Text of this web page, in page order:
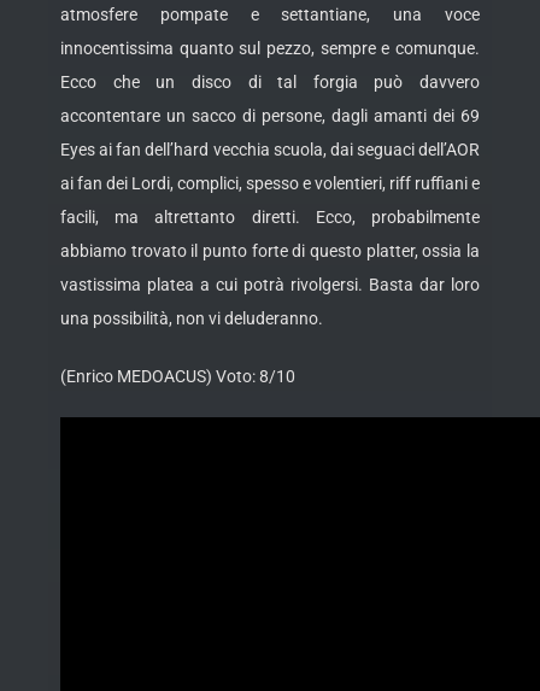
atmosfere pompate e settantiane, una voce
innocentissima quanto sul pezzo, sempre e comunque.
Ecco che un disco di tal forgia può davvero
accontentare un sacco di persone, dagli amanti dei 69
Eyes ai fan dell’hard vecchia scuola, dai seguaci dell’AOR
ai fan dei Lordi, complici, spesso e volentieri, riff ruffiani e
facili, ma altrettanto diretti. Ecco, probabilmente
abbiamo trovato il punto forte di questo platter, ossia la
vastissima platea a cui potrà rivolgersi. Basta dar loro
una possibilità, non vi deluderanno.
(Enrico MEDOACUS) Voto: 8/10